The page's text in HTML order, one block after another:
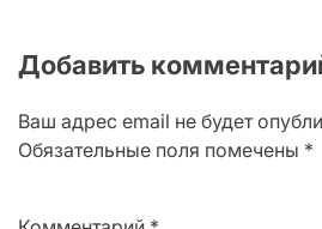
Добавить
Ваш адрес email не будет
Обязательные поля помечены *